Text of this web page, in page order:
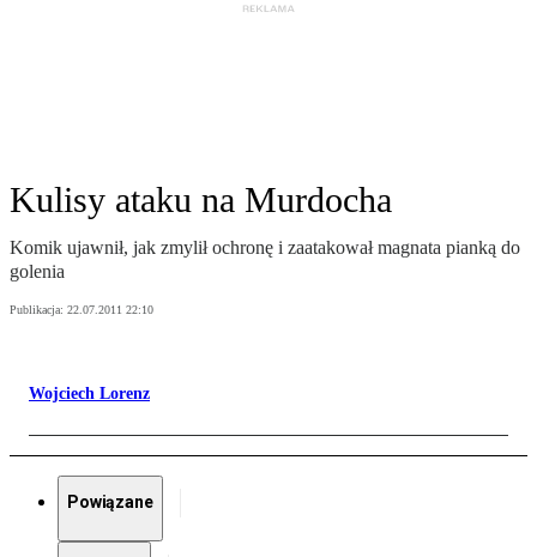
Kulisy ataku na Murdocha
Komik ujawnił, jak zmylił ochronę i zaatakował magnata pianką do
golenia
Publikacja: 22.07.2011 22:10
Wojciech Lorenz
Powiązane